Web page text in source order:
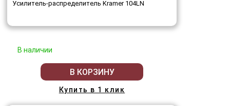
Усилитель-распределитель Kramer 104LN
В наличии
В КОРЗИНУ
Купить в 1 клик